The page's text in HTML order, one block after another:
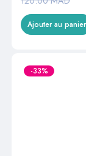
Ajouter au panier
-33%